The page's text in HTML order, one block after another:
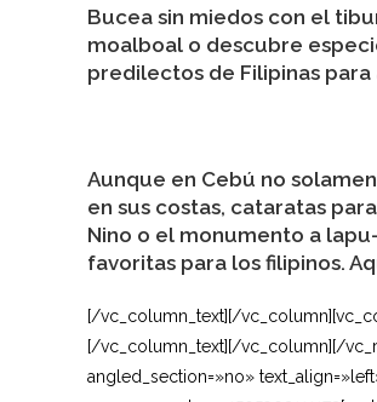
Bucea sin miedos con el
moalboal o descubre
predilectos de Filipinas
Aunque en Cebú no
en sus costas, cataratas
Nino o el monumento a
favoritas para los filipinos.
[/vc_column_text][/
[/vc_column_text][/vc_column][/
angled_section=»no»